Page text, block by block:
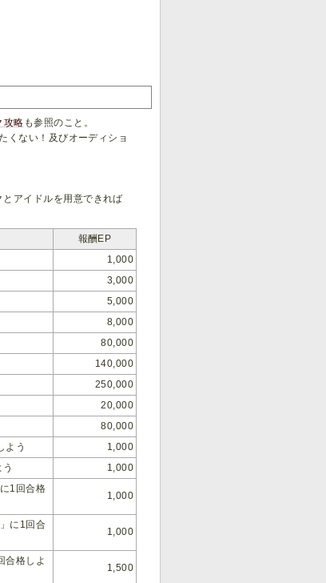
攻略 も参照のこと。
くない！及びオーディショ
アイドルを用意できれば
報酬EP
1,000
3,000
5,000
8,000
80,000
140,000
250,000
20,000
80,000
よう
1,000
1,000
1回合格
1,000
に1回合
1,000
合格しよ
1,500